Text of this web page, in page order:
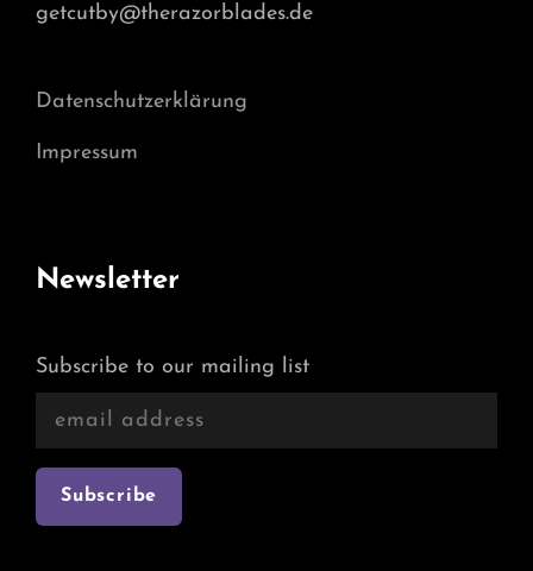
getcutby@therazorblades.de
Datenschutzerklärung
Impressum
Newsletter
Subscribe to our mailing list